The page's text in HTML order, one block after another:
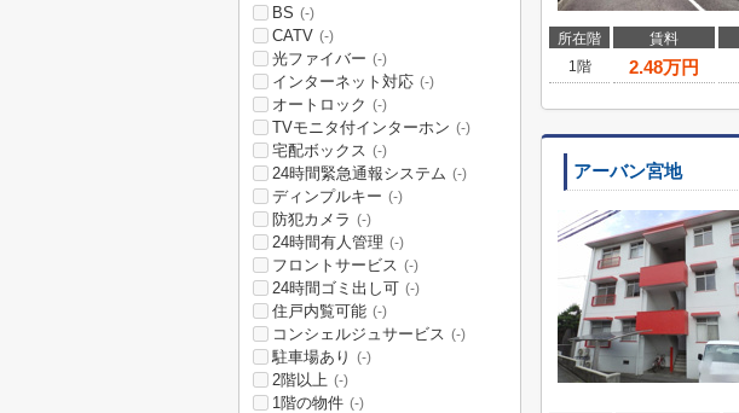
所在階 賃料
1階
2.48万円
アーバン宮地
BS (-)
CATV (-)
光ファイバー (-)
インターネット対応 (-)
オートロック (-)
TVモニタ付インターホン (-)
宅配ボックス (-)
24時間緊急通報システム (-)
ディンプルキー (-)
防犯カメラ (-)
24時間有人管理 (-)
フロントサービス (-)
24時間ゴミ出し可 (-)
住戸内覧可能 (-)
コンシェルジュサービス (-)
駐車場あり (-)
2階以上 (-)
1階の物件 (-)